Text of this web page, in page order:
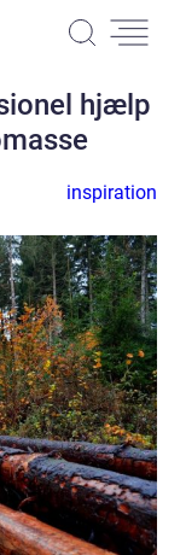
hjælp
inspiration